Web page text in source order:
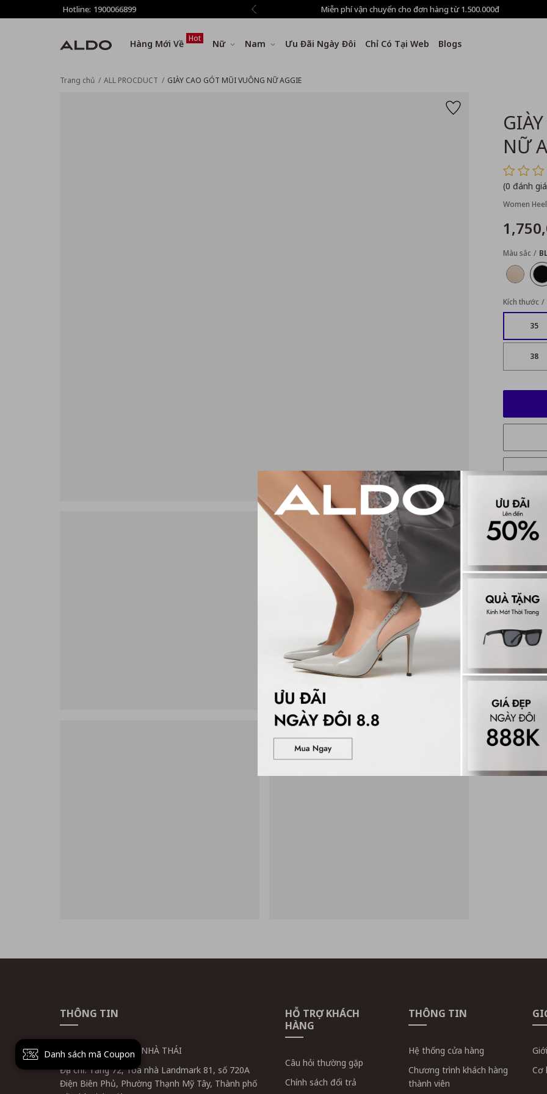
Hotline: 1900066899
phí vận chuyển cho đơn hàng từ 1.500.000đ Miễn phí vận chuyển cho đơn hàng từ 1.500.000đ
Hàng Mới Về Hot Nữ Nam Ưu Đãi Ngày Đôi Chỉ Có Tại Web Blogs
Trang chủ ALL PROCDUCT GIÀY CAO GÓT MŨI VUÔNG NỮ AGGIE
NỮ
(0 đánh
Women
Màu sắc
Kích thước
35
38
Mô tả
Danh sách mã Coupon
THÔNG TIN
CÔNG TY CỔ PHẦN NHÀ THÁI
Địa chỉ: Tầng 72, Tòa nhà Landmark 81, số 720A
Điện Biên Phủ, Phường Thạnh Mỹ Tây, Thành phố
HỖ TRỢ KHÁCH
HÀNG
Câu hỏi thường gặp
Chính sách đổi trả
THÔNG TIN
Hệ thống cửa hàng
Chương trình khách hàng
thành viên
Cơ